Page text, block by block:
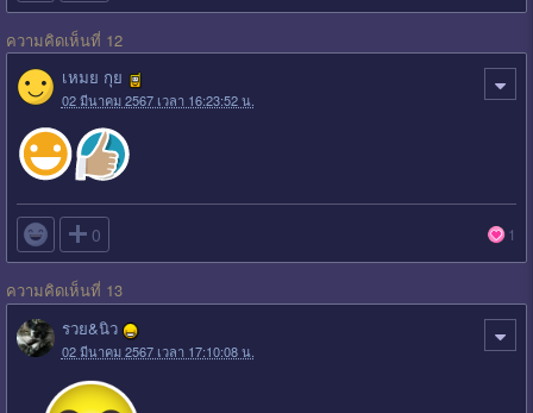
ความคิดเห็นที่ 12
เหมย กุย
02 มีนาคม 2567 เวลา 16:23:52 น.
 0 1
ความคิดเห็นที่ 13
รวย&นิว
02 มีนาคม 2567 เวลา 17:10:08 น.